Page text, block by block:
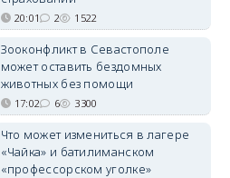
20:01 2 1522
Зооконфликт в Севастополе
может оставить бездомных
животных без помощи
17:02 6 3300
Что может измениться в лагере
«Чайка» и батилиманском
«профессорском уголке»